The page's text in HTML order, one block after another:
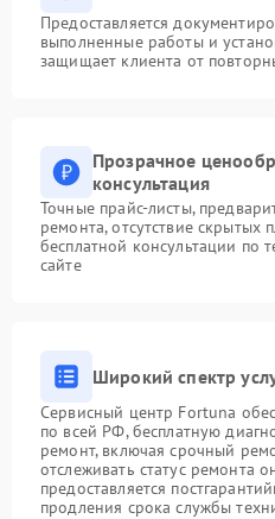
Предоставляется
выполненные работы и
защищает клиента от
Прозрачное
консультация
Точные прайс-листы,
ремонта, отсутствие скрытых
бесплатной консультации по
сайте
Широкий спектр
Сервисный центр Fortuna
по всей РФ, бесплатную
ремонт, включая срочный
отслеживать статус ремонта
предоставляется
продления срока службы